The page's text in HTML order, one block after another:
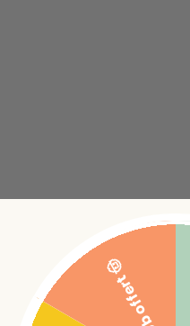
Bob offert 🤠